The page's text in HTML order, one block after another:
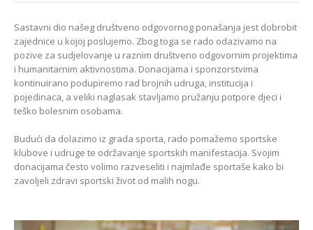
Sastavni dio našeg društveno odgovornog ponašanja jest dobrobit
zajednice u kojoj poslujemo. Zbog toga se rado odazivamo na
pozive za sudjelovanje u raznim društveno odgovornim projektima
i humanitarnim aktivnostima. Donacijama i sponzorstvima
kontinuirano podupiremo rad brojnih udruga, institucija i
pojedinaca, a veliki naglasak stavljamo pružanju potpore djeci i
teško bolesnim osobama.
Budući da dolazimo iz grada sporta, rado pomažemo sportske
klubove i udruge te održavanje sportskih manifestacija. Svojim
donacijama često volimo razveseliti i najmlađe sportaše kako bi
zavoljeli zdravi sportski život od malih nogu.